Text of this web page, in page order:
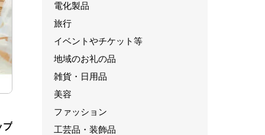
プ
電化製品
旅行
イベントやチケット等
地域のお礼の品
雑貨・日用品
美容
ファッション
工芸品・装飾品